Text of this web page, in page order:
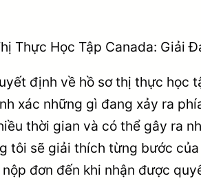
Thực Học Tập Canada: Giải
định về hồ sơ thị thực học
xác những gì đang xảy ra
thời gian và có thể gây ra
tôi sẽ giải thích từng bước
đơn đến khi nhận được